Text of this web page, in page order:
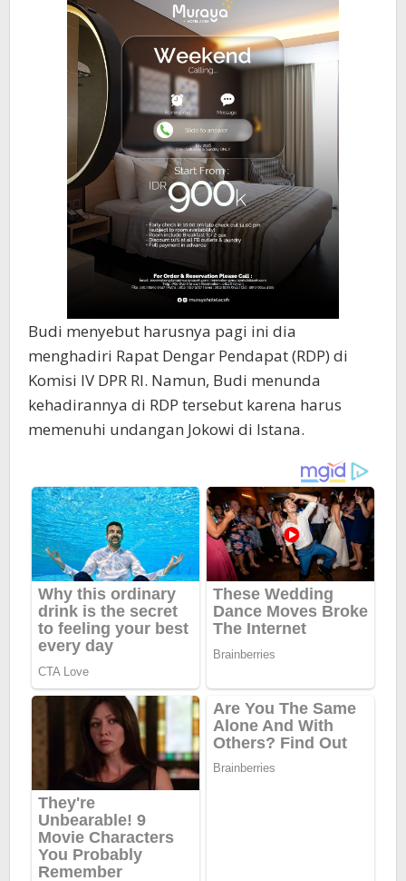
Budi menyebut harusnya pagi ini dia
menghadiri Rapat Dengar Pendapat (RDP) di
Komisi IV DPR RI. Namun, Budi menunda
kehadirannya di RDP tersebut karena harus
memenuhi undangan Jokowi di Istana.